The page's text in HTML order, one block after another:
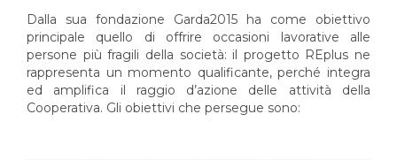
Dalla sua fondazione Garda2015 ha come obiettivo
principale quello di offrire occasioni lavorative alle
persone più fragili della società: il progetto REplus ne
rappresenta un momento qualificante, perché integra
ed amplifica il raggio d’azione delle attività della
Cooperativa. Gli obiettivi che persegue sono: